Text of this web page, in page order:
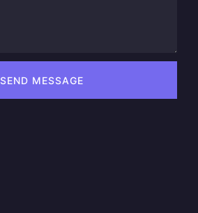
SEND MESSAGE